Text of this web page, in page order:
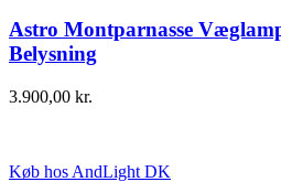
Astro Montparnasse
Belysning
3.900,00 kr.
Køb hos AndLight DK